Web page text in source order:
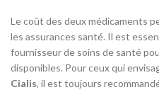
Le coût des deux médicaments
les assurances santé. Il est
fournisseur de soins de santé
disponibles. Pour ceux qui
Cialis, il est toujours